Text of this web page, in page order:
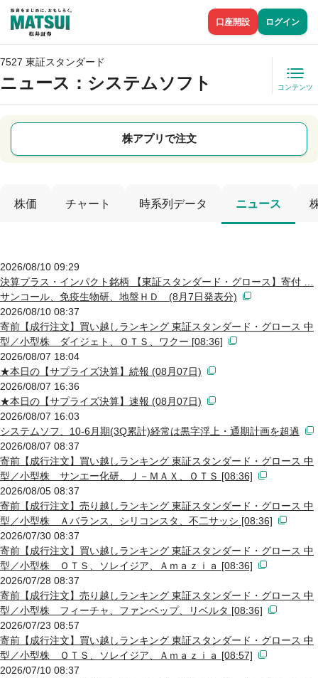
口座開設 ログイン
7527 東証スタンダード
ニュース ：システムソフト コンテンツ
株アプリで注文
株価 チャート 時系列データ ニュース
2026/08/10 09:29
決算プラス・インパクト銘柄 【東証スタンダード・グロース】寄付 …
サンコール、免疫生物研、地盤ＨＤ (8月7日発表分)
2026/08/10 08:37
寄前【成行注文】買い越しランキング 東証スタンダード・グロース 中
型／小型株 ダイジェト、ＯＴＳ、ワクー [08:36]
2026/08/07 18:04
★本日の【サプライズ決算】続報 (08月07日)
2026/08/07 16:36
★本日の【サプライズ決算】速報 (08月07日)
2026/08/07 16:03
システムソフ、10-6月期(3Q累計)経常は黒字浮上・通期計画を超過
2026/08/07 08:37
寄前【成行注文】買い越しランキング 東証スタンダード・グロース 中
型／小型株 サンエー化研、Ｊ－ＭＡＸ、ＯＴＳ [08:36]
2026/08/05 08:37
寄前【成行注文】売り越しランキング 東証スタンダード・グロース 中
型／小型株 Ａバランス、シリコンスタ、不二サッシ [08:36]
2026/07/30 08:37
寄前【成行注文】買い越しランキング 東証スタンダード・グロース 中
型／小型株 ＯＴＳ、ソレイジア、Ａｍａｚｉａ [08:36]
2026/07/28 08:37
寄前【成行注文】売り越しランキング 東証スタンダード・グロース 中
型／小型株 フィーチャ、ファンペップ、リベルタ [08:36]
2026/07/23 08:57
寄前【成行注文】買い越しランキング 東証スタンダード・グロース 中
型／小型株 ＯＴＳ、ソレイジア、Ａｍａｚｉａ [08:57]
2026/07/10 08:37